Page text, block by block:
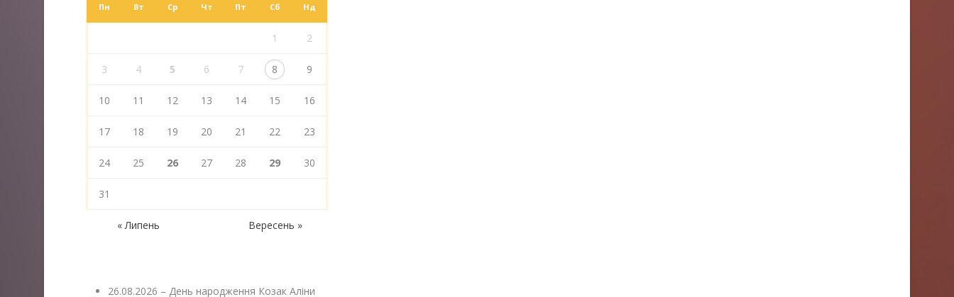
Пн Вт Ср Чт Пт Сб Нд
1 2
3 4 5 6 7 8 9
10 11 12 13 14 15 16
17 18 19 20 21 22 23
24 25 26 27 28 29 30
31
« Липень Вересень »
26.08.2026 – День народження Козак Аліни